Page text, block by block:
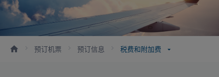
预订机票 预订信息 税费和附加费